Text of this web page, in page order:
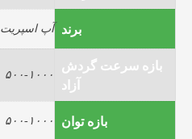
برند آپ اسپریت
بازه سرعت گردش
آزاد
۵۰۰-۱۰۰۰
بازه توان ۵۰۰-۱۰۰۰